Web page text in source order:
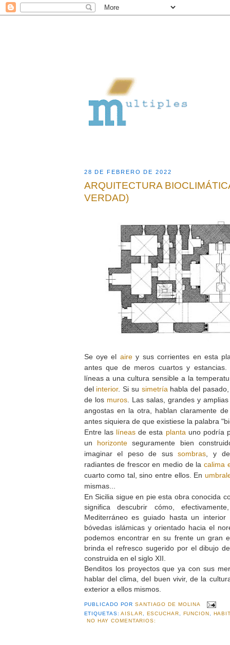
28 DE FEBRERO DE 2022
ARQUITECTURA
VERDAD)
Se oye el airey sus corrientes en esta
antes que de meros cuartos y
líneas a una cultura sensible a la
del interior. Si su simetríahabla del
de los muros. Las salas, grandes y
angostas en la otra, hablan claramente
antes siquiera de que existiese la palabra
Entre las líneas de esta plantauno podría
un horizonte seguramente bien
imaginar el peso de sussombras, y
radiantes de frescor en medio de lacalima
cuarto como tal, sino entre ellos. En
mismas...
En Sicilia sigue en pie esta obra conocida
significa descubrir cómo,
Mediterráneo es guiado hasta un interior
bóvedas islámicas y orientado hacia el
podemos encontrar en su frente un gran
brinda el refresco sugerido por el dibujo
construida en el siglo XII.
Benditos los proyectos que ya con sus
hablar del clima, del buen vivir, de la
exterior a ellos mismos.
PUBLICADO PORSANTIAGO DE MOLINA
ETIQUETAS:AISLAR ESCUCHAR FUNCION
NO HAY COMENTARIOS: